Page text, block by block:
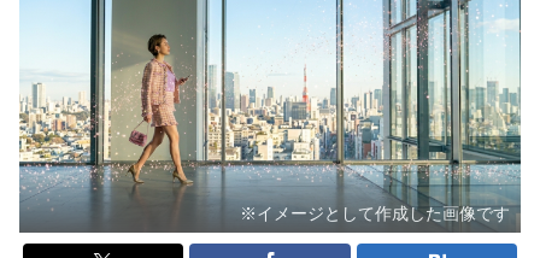
※イメージとして作成した画像です